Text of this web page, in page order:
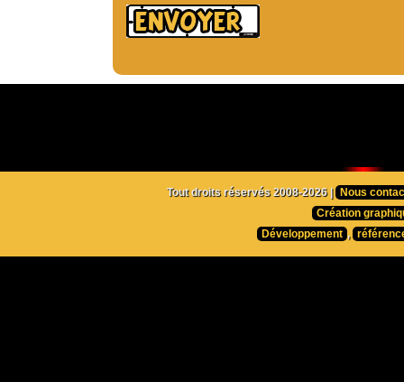
Tout droits réservés 2008-2026 |
Nous
Création
Développement ,